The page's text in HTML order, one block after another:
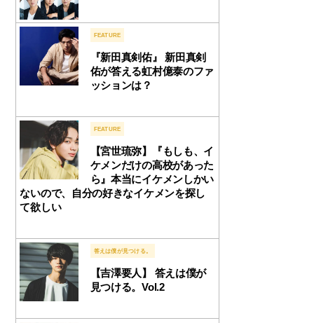
FEATURE
『新田真剣佑』 新田真剣
佑が答える虹村億泰のファ
ッションは？
FEATURE
【宮世琉弥】『もしも、イ
ケメンだけの高校があった
ら』本当にイケメンしかい
ないので、自分の好きなイケメンを探し
て欲しい
答えは僕が見つける。
【吉澤要人】 答えは僕が
見つける。Vol.2